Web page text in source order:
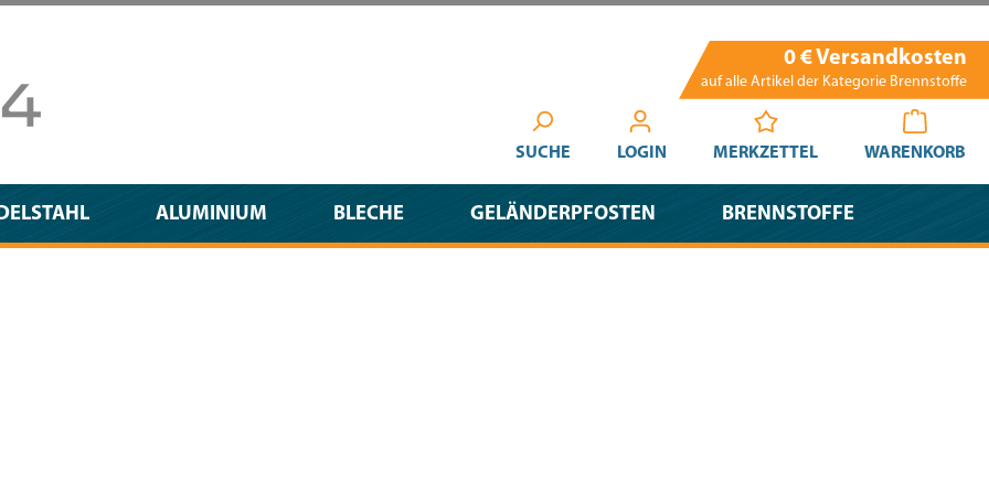
0 € Versandkosten
auf alle Artikel der Kategorie Brennstoffe
SUCHE LOGIN MERKZETTEL WARENKORB
ALUMINIUM BLECHE GELÄNDERPFOSTEN BRENNSTOFFE